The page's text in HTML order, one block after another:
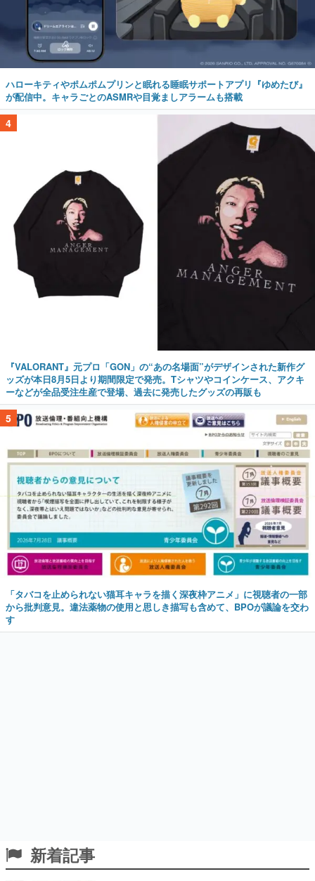
ハローキティやポムポムプリンと眠れる睡眠サポートアプリ『ゆめたび』
が配信中。キャラごとのASMRや目覚ましアラームも搭載
4
『VALORANT』元プロ「GON」の“あの名場面”がデザインされた新作グ
ッズが本日8月5日より期間限定で発売。Tシャツやコインケース、アクキ
ーなどが全品受注生産で登場、過去に発売したグッズの再販も
5
「タバコを止められない猫耳キャラを描く深夜枠アニメ」に視聴者の一部
から批判意見。違法薬物の使用と思しき描写も含めて、BPOが議論を交わ
す
新着記事